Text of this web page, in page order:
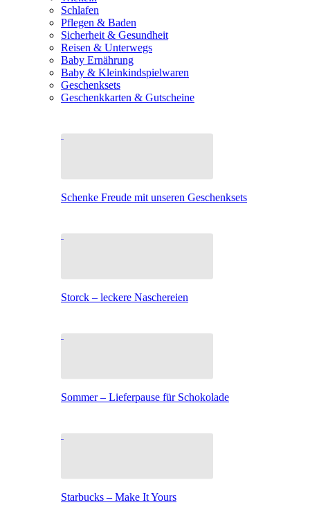
Schlafen
Pflegen & Baden
Sicherheit & Gesundheit
Reisen & Unterwegs
Baby Ernährung
Baby & Kleinkindspielwaren
Geschenksets
Geschenkkarten & Gutscheine
Schenke Freude mit unseren Geschenksets
Storck – leckere Naschereien
Sommer – Lieferpause für Schokolade
Starbucks – Make It Yours